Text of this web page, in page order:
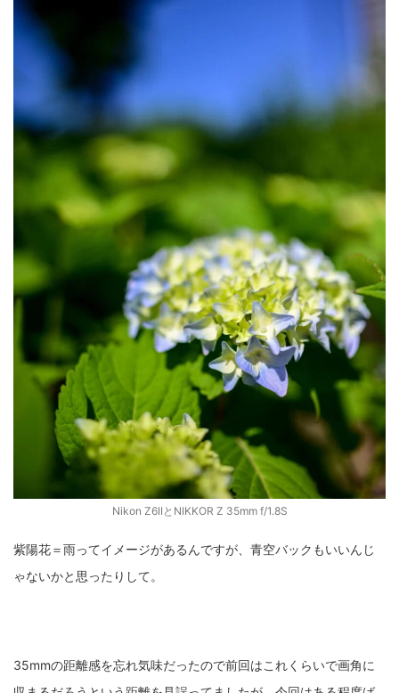
Nikon Z6IIとNIKKOR Z 35mm f/1.8S
紫陽花＝雨ってイメージがあるんですが、青空バックもいいんじ
ゃないかと思ったりして。
35mmの距離感を忘れ気味だったので前回はこれくらいで画角に